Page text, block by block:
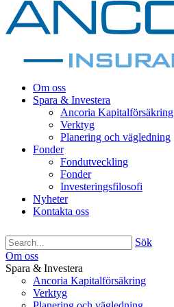
Om oss
Spara & Investera
Ancoria Kapitalförsäkring
Verktyg
Planering och vägledning
Fonder
Fondutveckling
Fonder
Investeringsfilosofi
Nyheter
Kontakta oss
Sök
Om oss
Spara & Investera
Ancoria Kapitalförsäkring
Verktyg